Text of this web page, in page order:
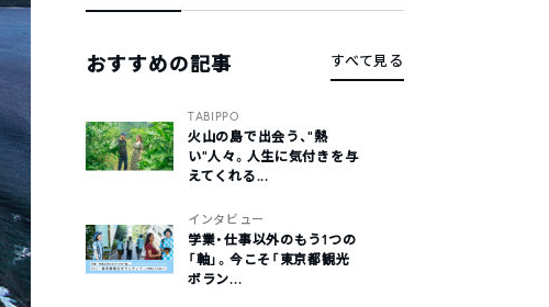
おすすめの記事 すべて見る
TABIPPO
火山の島で出会う、“熱
い“人々。人生に気付きを与
えてくれる...
インタビュー
学業・仕事以外のもう1つの
「軸」。今こそ「東京都観光
ボラン...